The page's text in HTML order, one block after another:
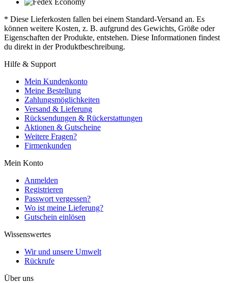
* Diese Lieferkosten fallen bei einem Standard-Versand an. Es
können weitere Kosten, z. B. aufgrund des Gewichts, Größe oder
Eigenschaften der Produkte, entstehen. Diese Informationen findest
du direkt in der Produktbeschreibung.
Hilfe & Support
Mein Kundenkonto
Meine Bestellung
Zahlungsmöglichkeiten
Versand & Lieferung
Rücksendungen & Rückerstattungen
Aktionen & Gutscheine
Weitere Fragen?
Firmenkunden
Mein Konto
Anmelden
Registrieren
Passwort vergessen?
Wo ist meine Lieferung?
Gutschein einlösen
Wissenswertes
Wir und unsere Umwelt
Rückrufe
Über uns